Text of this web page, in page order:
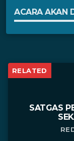
ACARA AKAN
RELATED
SATGAS